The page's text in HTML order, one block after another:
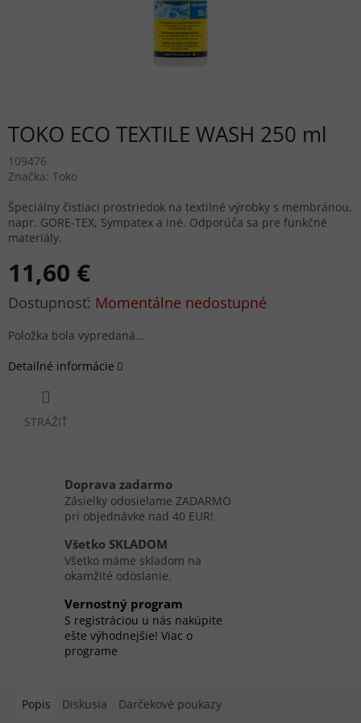
TOKO ECO TEXTILE WASH 250 ml
109476
Značka: Toko
11,60 €
Jednotková
Momentálne nedostupné
Položka bola vypredaná…
Špeciálny čistiaci prostriedok na textilné výrobky s membránou,
napr. GORE-TEX, Sympatex a iné. Odporúča sa pre funkčné
materiály.
Detailné informácie
STRÁŽIŤ
Doprava zadarmo
Zásielky odosielame ZADARMO
pri objednávke nad 40 EUR!
Všetko SKLADOM
Všetko máme skladom na
okamžité odoslanie.
Vernostný program
S registráciou u nás nakúpite
ešte výhodnejšie! Viac o
programe
Popis Diskusia Darčekové poukazy